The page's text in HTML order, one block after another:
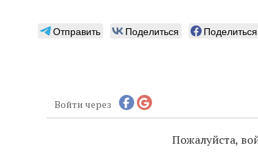
Отправить Поделиться Поделиться
Войти через
Пожалуйста,